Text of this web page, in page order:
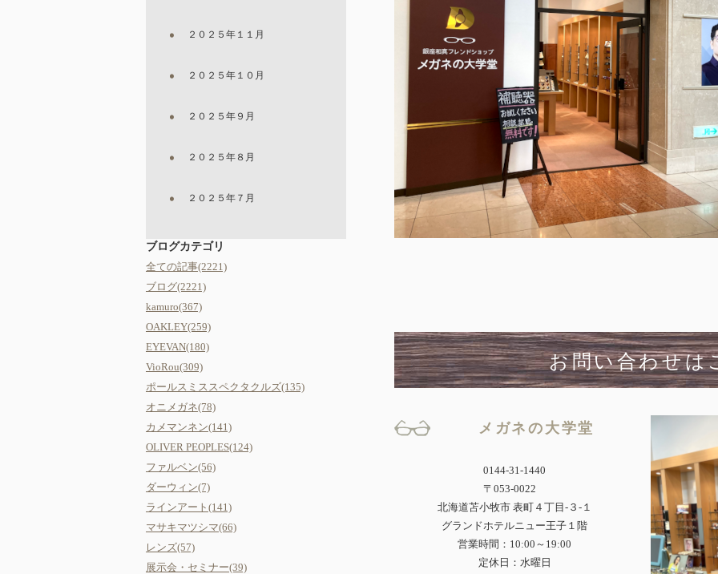
お問い合わせは
メガネの大学堂
0144-31-1440
〒053-0022
北海道苫小牧市 表町４丁目-３-１
グランドホテルニュー王子１階
営業時間：10:00～19:00
定休日：水曜日
２０２５年１１月
２０２５年１０月
２０２５年９月
２０２５年８月
２０２５年７月
ブログカテゴリ
全ての記事(2221)
ブログ(2221)
kamuro(367)
OAKLEY(259)
EYEVAN(180)
VioRou(309)
ポールスミススペクタクルズ(135)
オニメガネ(78)
カメマンネン(141)
OLIVER PEOPLES(124)
ファルベン(56)
ダーウィン(7)
ラインアート(141)
マサキマツシマ(66)
レンズ(57)
展示会・セミナー(39)